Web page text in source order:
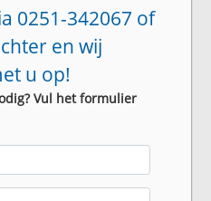
0251-342067 of
en wij
u op!
Vul het formulier